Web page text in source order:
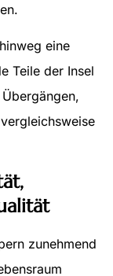
eine
Teile der Insel
zunehmend